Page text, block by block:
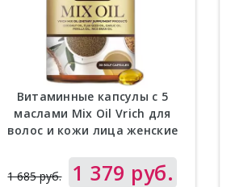
Витаминные капсулы с 5
маслами Mix Oil Vrich для
волос и кожи лица женские
1 685 руб. 1 379 руб.